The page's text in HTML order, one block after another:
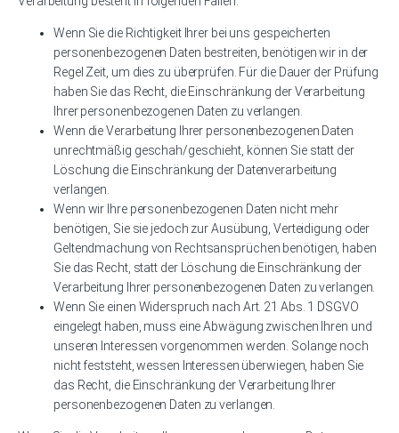
Wenn Sie die Richtigkeit Ihrer bei uns gespeicherten
personenbezogenen Daten bestreiten, benötigen wir in der
Regel Zeit, um dies zu überprüfen. Für die Dauer der Prüfung
haben Sie das Recht, die Einschränkung der Verarbeitung
Ihrer personenbezogenen Daten zu verlangen.
Wenn die Verarbeitung Ihrer personenbezogenen Daten
unrechtmäßig geschah/geschieht, können Sie statt der
Löschung die Einschränkung der Datenverarbeitung
verlangen.
Wenn wir Ihre personenbezogenen Daten nicht mehr
benötigen, Sie sie jedoch zur Ausübung, Verteidigung oder
Geltendmachung von Rechtsansprüchen benötigen, haben
Sie das Recht, statt der Löschung die Einschränkung der
Verarbeitung Ihrer personenbezogenen Daten zu verlangen.
Wenn Sie einen Widerspruch nach Art. 21 Abs. 1 DSGVO
eingelegt haben, muss eine Abwägung zwischen Ihren und
unseren Interessen vorgenommen werden. Solange noch
nicht feststeht, wessen Interessen überwiegen, haben Sie
das Recht, die Einschränkung der Verarbeitung Ihrer
personenbezogenen Daten zu verlangen.